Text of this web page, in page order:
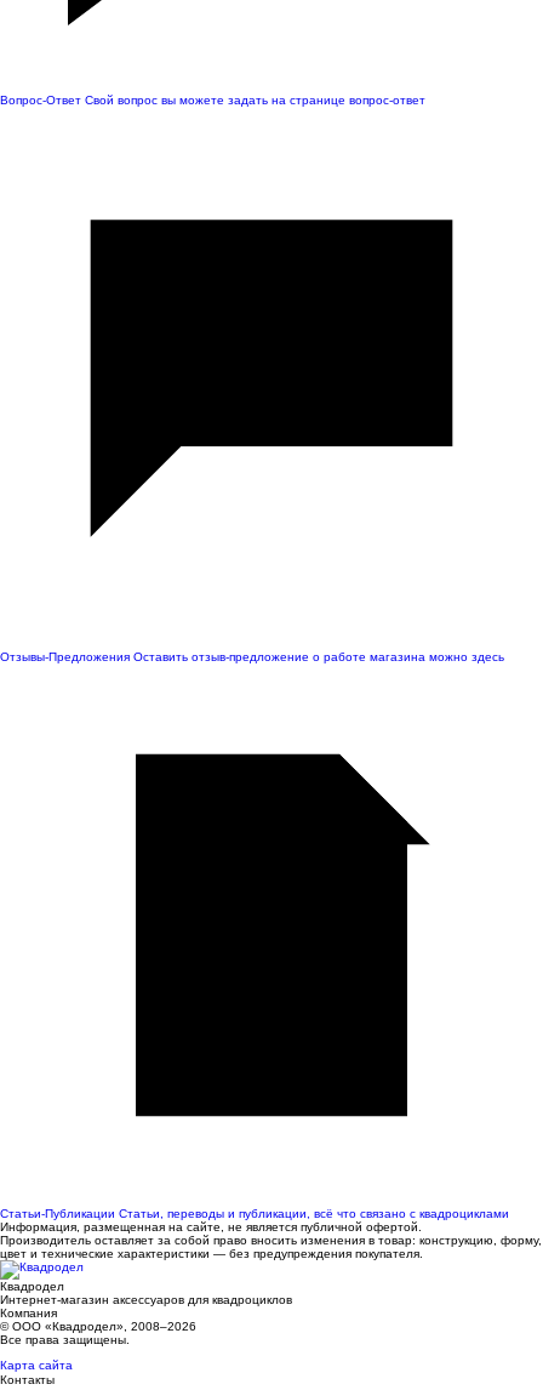
Вопрос-Ответ Свой вопрос вы можете задать на странице вопрос-ответ
Отзывы-Предложения Оставить отзыв-предложение о работе магазина можно здесь
Статьи-Публикации Статьи, переводы и публикации, всё что связано с квадроциклами
Информация, размещенная на сайте, не является публичной офертой.
Производитель оставляет за собой право вносить изменения в товар: конструкцию, форму,
цвет и технические характеристики — без предупреждения покупателя.
Квадродел
Интернет-магазин аксессуаров для квадроциклов
Компания
© ООО «Квадродел», 2008–2026
Все права защищены.
Карта сайта
Контакты